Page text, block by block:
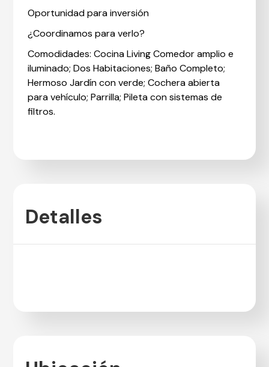
Oportunidad para inversión
¿Coordinamos para verlo?
Comodidades: Cocina Living Comedor amplio e
iluminado; Dos Habitaciones; Baño Completo;
Hermoso Jardín con verde; Cochera abierta
para vehículo; Parrilla; Pileta con sistemas de
filtros.
Detalles